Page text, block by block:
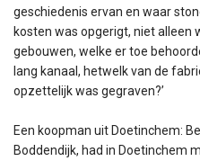
geschiedenis ervan en waar
kosten was opgerigt, niet alleen
gebouwen, welke er toe
lang kanaal, hetwelk van de
opzettelijk was gegraven?’
Een koopman uit Doetinchem:
Boddendijk, had in Doetinchem